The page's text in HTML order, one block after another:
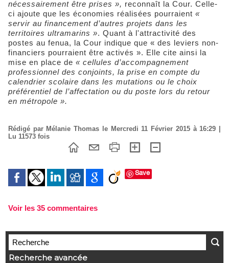
nécessairement être prises », reconnaît la Cour. Celle-
ci ajoute que les économies réalisées pourraient «
servir au financement d’autres projets dans les
territoires ultramarins ». Quant à l'attractivité des
postes au fenua, la Cour indique que « des leviers non-
financiers pourraient être activés ». Elle cite ainsi la
mise en place de « cellules d’accompagnement
professionnel des conjoints, la prise en compte du
calendrier scolaire dans les mutations ou le choix
préférentiel de l’affectation ou du poste lors du retour
en métropole ».
Rédigé par Mélanie Thomas le Mercredi 11 Février 2015 à 16:29 |
Lu 11573 fois
Save
Voir les 35 commentaires
Recherche avancée